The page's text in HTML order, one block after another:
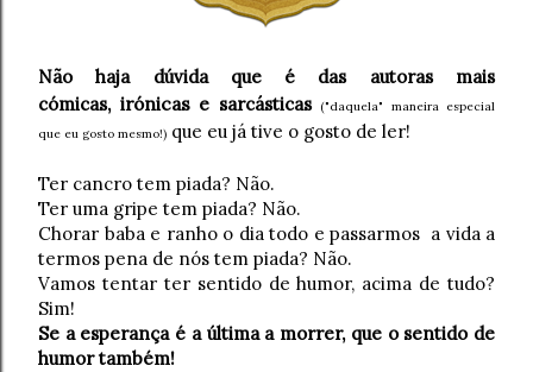
Não haja dúvida que é das autoras mais
cómicas, irónicase sarcásticas
("daquela" maneira especial
que eu gosto mesmo!) que eu já tive o gosto de ler!
Ter cancro tem piada? Não.
Ter uma gripe tem piada? Não.
Chorar baba e ranho o dia todo e passarmos a vida a
termos pena de nós tem piada? Não.
Vamos tentar ter sentido de humor, acima de tudo?
Sim!
Se a esperança é a última a morrer, que o sentido de
humor também!